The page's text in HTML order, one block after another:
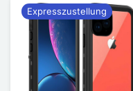
Expresszustellung